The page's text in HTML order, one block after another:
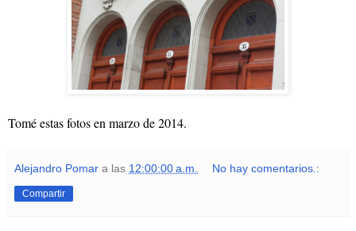
Tomé estas fotos en marzo de 2014.
Alejandro Pomar a las 12:00:00 a.m. No hay comentarios.:
Compartir